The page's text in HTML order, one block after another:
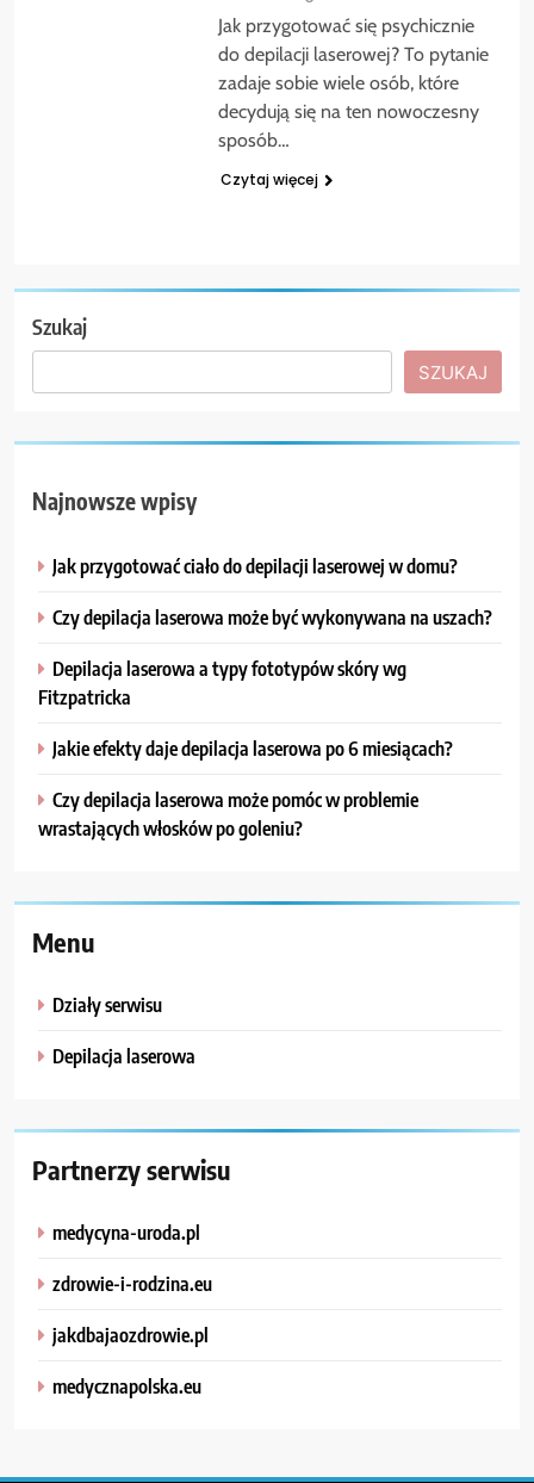
Jak przygotować się psychicznie
do depilacji laserowej? To pytanie
zadaje sobie wiele osób, które
decydują się na ten nowoczesny
sposób…
Czytaj więcej
Szukaj
SZUKAJ
Najnowsze wpisy
Jak przygotować ciało do depilacji laserowej w domu?
Czy depilacja laserowa może być wykonywana na uszach?
Depilacja laserowa a typy fototypów skóry wg
Fitzpatricka
Jakie efekty daje depilacja laserowa po 6 miesiącach?
Czy depilacja laserowa może pomóc w problemie
wrastających włosków po goleniu?
Menu
Działy serwisu
Depilacja laserowa
Partnerzy serwisu
medycyna-uroda.pl
zdrowie-i-rodzina.eu
jakdbajaozdrowie.pl
medycznapolska.eu